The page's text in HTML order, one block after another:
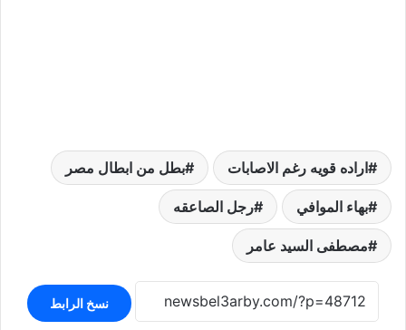
اراده قويه رغم الاصابات بطل من ابطال مصر
بهاء الموافي رجل الصاعقه
مصطفى السيد عامر
نسخ الرابط